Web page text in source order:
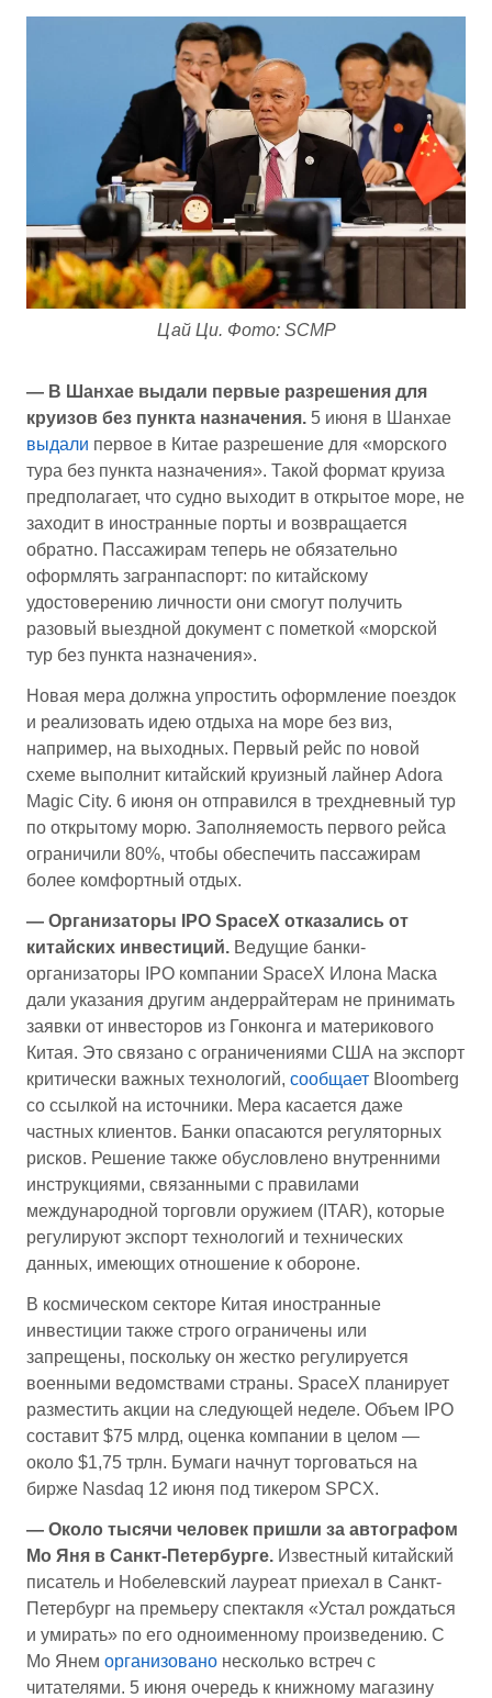
Цай Ци. Фото: SCMP
— В Шанхае выдали первые разрешения для
круизов без пункта назначения. 5 июня в Шанхае
выдали первое в Китае разрешение для «морского
тура без пункта назначения». Такой формат круиза
предполагает, что судно выходит в открытое море, не
заходит в иностранные порты и возвращается
обратно. Пассажирам теперь не обязательно
оформлять загранпаспорт: по китайскому
удостоверению личности они смогут получить
разовый выездной документ с пометкой «морской
тур без пункта назначения».
Новая мера должна упростить оформление поездок
и реализовать идею отдыха на море без виз,
например, на выходных. Первый рейс по новой
схеме выполнит китайский круизный лайнер Adora
Magic City. 6 июня он отправился в трехдневный тур
по открытому морю. Заполняемость первого рейса
ограничили 80%, чтобы обеспечить пассажирам
более комфортный отдых.
— Организаторы IPO SpaceX отказались от
китайских инвестиций. Ведущие банки-
организаторы IPO компании SpaceX Илона Маска
дали указания другим андеррайтерам не принимать
заявки от инвесторов из Гонконга и материкового
Китая. Это связано с ограничениями США на экспорт
критически важных технологий, сообщает Bloomberg
со ссылкой на источники. Мера касается даже
частных клиентов. Банки опасаются регуляторных
рисков. Решение также обусловлено внутренними
инструкциями, связанными с правилами
международной торговли оружием (ITAR), которые
регулируют экспорт технологий и технических
данных, имеющих отношение к обороне.
В космическом секторе Китая иностранные
инвестиции также строго ограничены или
запрещены, поскольку он жестко регулируется
военными ведомствами страны. SpaceX планирует
разместить акции на следующей неделе. Объем IPO
составит $75 млрд, оценка компании в целом —
около $1,75 трлн. Бумаги начнут торговаться на
бирже Nasdaq 12 июня под тикером SPCX.
— Около тысячи человек пришли за автографом
Мо Яня в Санкт-Петербурге. Известный китайский
писатель и Нобелевский лауреат приехал в Санкт-
Петербург на премьеру спектакля «Устал рождаться
и умирать» по его одноименному произведению. С
Мо Янем организовано несколько встреч с
читателями. 5 июня очередь к книжному магазину